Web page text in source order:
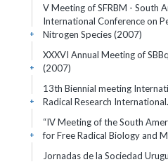
V Meeting of SFRBM - South
International Conference on
Nitrogen Species(2007)
+
XXXVI Annual Meeting of
(2007)
+
13th Biennial meeting
Radical Research
+
“IV Meeting of the South
for Free Radical Biology and
+
Jornadas de la Sociedad